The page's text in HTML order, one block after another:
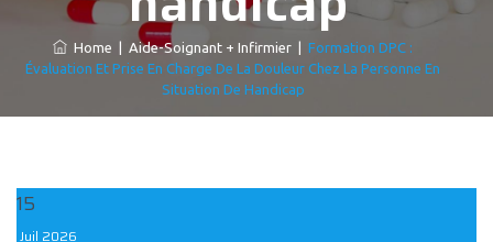
Home Aide-Soignant + Infirmier
Formation DPC :
Évaluation Et Prise En Charge De La Douleur Chez La Personne En
Situation De Handicap
15
Juil 2026